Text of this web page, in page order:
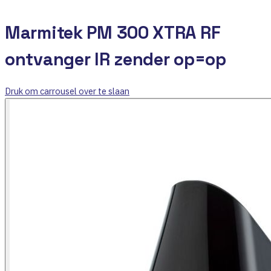
Marmitek PM 300 XTRA RF
ontvanger IR zender op=op
Druk om carrousel over te slaan